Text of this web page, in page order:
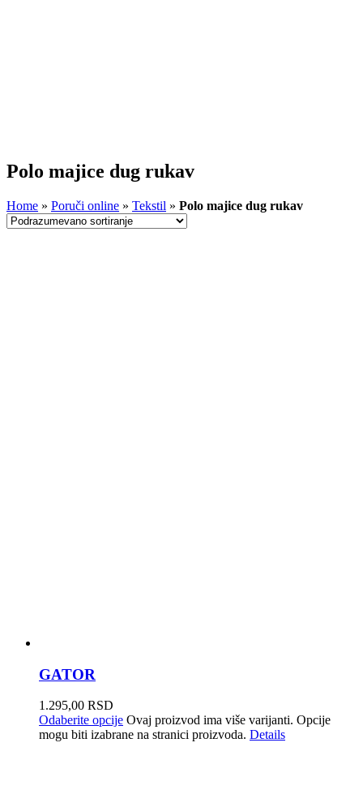
Polo majice dug rukav
Home » Poruči online » Tekstil » Polo majice dug rukav
GATOR
1.295,00 RSD
Odaberite opcije Ovaj proizvod ima više varijanti. Opcije
mogu biti izabrane na stranici proizvoda. Details